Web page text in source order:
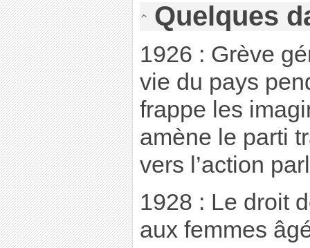
Quelques
1926 : Grève
vie du pays
frappe les
amène le parti
vers l’action
1928 : Le droit
aux femmes